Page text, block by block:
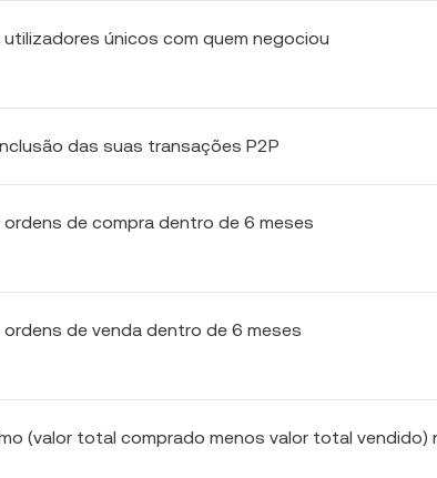
utilizadores únicos com quem negociou
das suas transações P2P
ordens de compra dentro de 6 meses
ordens de venda dentro de 6 meses
(valor total comprado menos valor total vendido)